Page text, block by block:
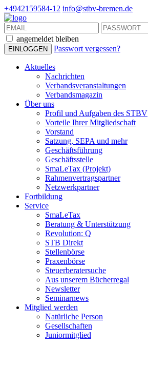
+4942159584-12 info@stbv-bremen.de
angemeldet bleiben
Passwort vergessen?
Aktuelles
Nachrichten
Verbandsveranstaltungen
Verbandsmagazin
Über uns
Profil und Aufgaben des STBV
Vorteile Ihrer Mitgliedschaft
Vorstand
Satzung, SEPA und mehr
Geschäftsführung
Geschäftsstelle
SmaLeTax (Projekt)
Rahmenvertragspartner
Netzwerkpartner
Fortbildung
Service
SmaLeTax
Beratung & Unterstützung
Revolution: Q
STB Direkt
Stellenbörse
Praxenbörse
Steuerberatersuche
Aus unserem Bücherregal
Newsletter
Seminarnews
Mitglied werden
Natürliche Person
Gesellschaften
Juniormitglied